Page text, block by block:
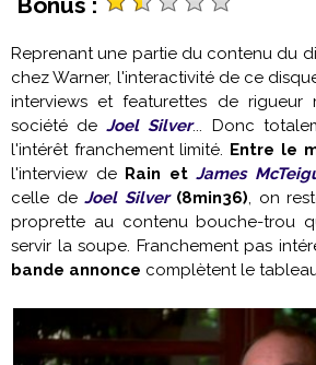
Reprenant une partie du contenu du
chez Warner, l'interactivité de ce
interviews et featurettes de
société deJoel Silver... Donc
l'intérêt franchement limité. Entre le
l'interview de Rain et James
celle de Joel Silver(8min36), on
proprette au contenu bouche-trou
servir la soupe. Franchement pas
bande annonce complètent le